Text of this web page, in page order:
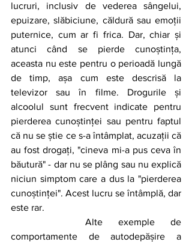
lucruri, inclusiv de vederea sângelui,
epuizare, slăbiciune, căldură sau emoții
puternice, cum ar fi frica. Dar, chiar și
atunci când se pierde cunoștința,
aceasta nu este pentru o perioadă lungă
de timp, așa cum este descrisă la
televizor sau în filme. Drogurile și
alcoolul sunt frecvent indicate pentru
pierderea cunoștinței sau pentru faptul
că nu se știe ce s-a întâmplat, acuzații că
au fost drogați, "cineva mi-a pus ceva în
băutură" - dar nu se plâng sau nu explică
niciun simptom care a dus la "pierderea
cunoștinței". Acest lucru se întâmplă, dar
este rar.
comportamente de autodepășire a